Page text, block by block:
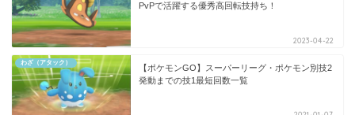
PvPで活躍する優秀高回転技持ち！
2023-04-22
わざ（アタック）
【ポケモンGO】スーパーリーグ・ポケモン別技2
発動までの技1最短回数一覧